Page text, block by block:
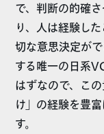
で、判断の的確
り、人は経験し
切な意思決定が
する唯一の日系
はずなので、こ
け」の経験を豊
す。